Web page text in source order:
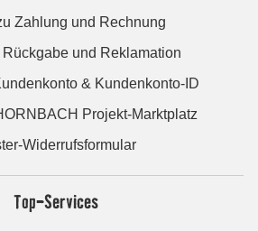
Zahlung und Rechnung
Rückgabe und Reklamation
& Kundenkonto-ID
Projekt-Marktplatz
Widerrufsformular
Top-Services